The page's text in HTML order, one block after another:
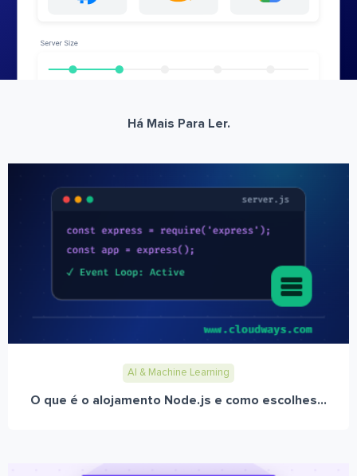
Há Mais Para Ler.
AI & Machine Learning
O que é o alojamento Node.js e como escolhes...